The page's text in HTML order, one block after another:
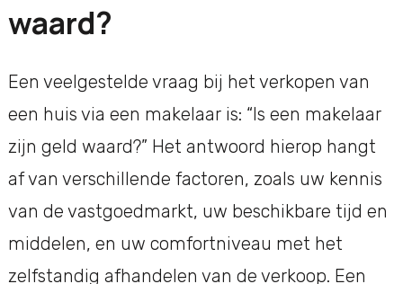
waard?
Een veelgestelde vraag bij het verkopen van
een huis via een makelaar is: “Is een makelaar
zijn geld waard?” Het antwoord hierop hangt
af van verschillende factoren, zoals uw kennis
van de vastgoedmarkt, uw beschikbare tijd en
middelen, en uw comfortniveau met het
zelfstandig afhandelen van de verkoop. Een